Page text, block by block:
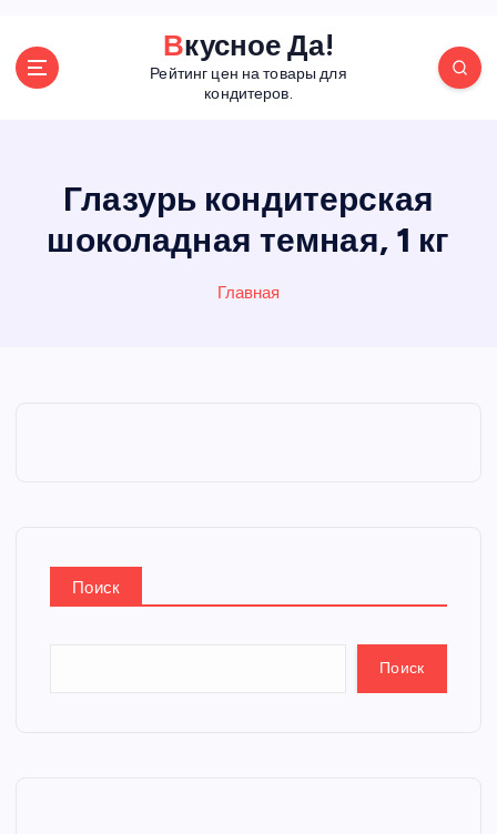
Вкусное Да!
Рейтинг цен на товары для
кондитеров.
Глазурь кондитерская
шоколадная темная, 1 кг
Главная
Поиск
Поиск